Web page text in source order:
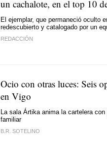
un cachalote, en el top 10
El ejemplar, que permaneció oculto
redescubierto y catalogado por un
REDACCIÓN
Ocio con otras luces: Seis
en Vigo
La sala Ártika anima la cartelera
familiar
B.R. SOTELINO